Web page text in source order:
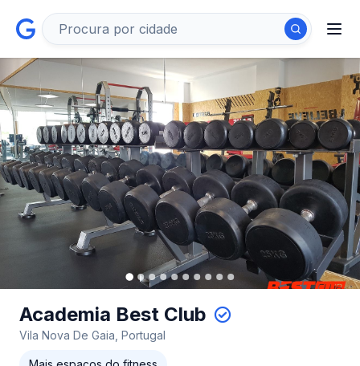
Academia Best Club
Vila Nova De Gaia, Portugal